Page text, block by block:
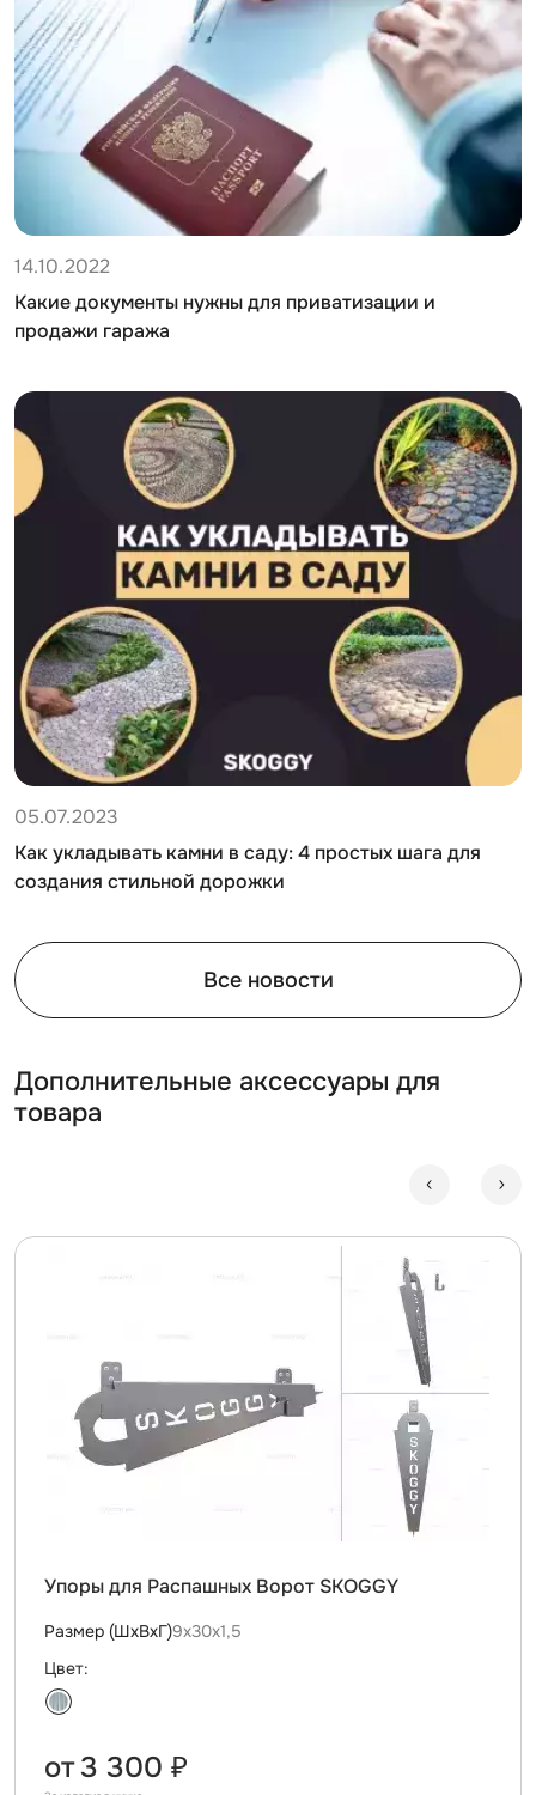
14.10.2022
Какие документы нужны для приватизации и
продажи гаража
05.07.2023
Как укладывать камни в саду: 4 простых шага для
создания стильной дорожки
Все новости
Дополнительные аксессуары для
товара
Упоры для Распашных Ворот SKOGGY
Размер (ШхВхГ)9х30х1,5
Цвет:
от3 300 ₽